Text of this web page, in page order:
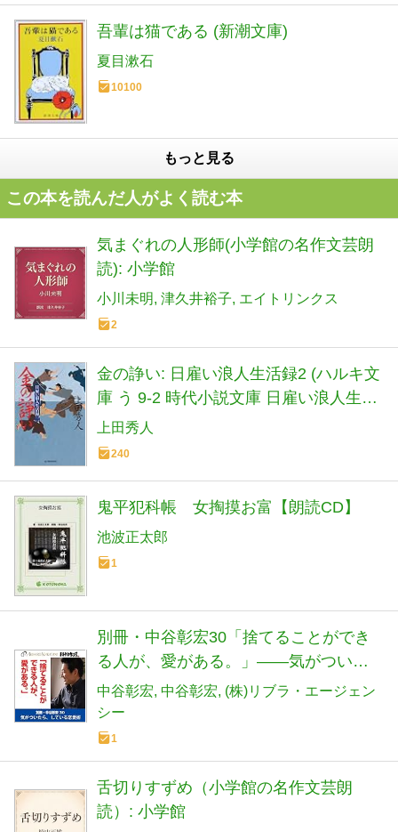
吾輩は猫である (新潮文庫)
夏目漱石
10100
もっと見る
この本を読んだ人がよく読む本
気まぐれの人形師(小学館の名作文芸朗
読): 小学館
小川未明 津久井裕子 エイトリンクス
2
金の諍い: 日雇い浪人生活録2 (ハルキ文
庫 う 9-2 時代小説文庫 日雇い浪人生活
録 2)
上田秀人
240
鬼平犯科帳 女掏摸お富【朗読CD】
池波正太郎
1
別冊・中谷彰宏30「捨てることができ
る人が、愛がある。」――気がついた
ら、している恋愛術
中谷彰宏 中谷彰宏 (株)リブラ・エージェン
シー
1
舌切りすずめ（小学館の名作文芸朗
読）: 小学館